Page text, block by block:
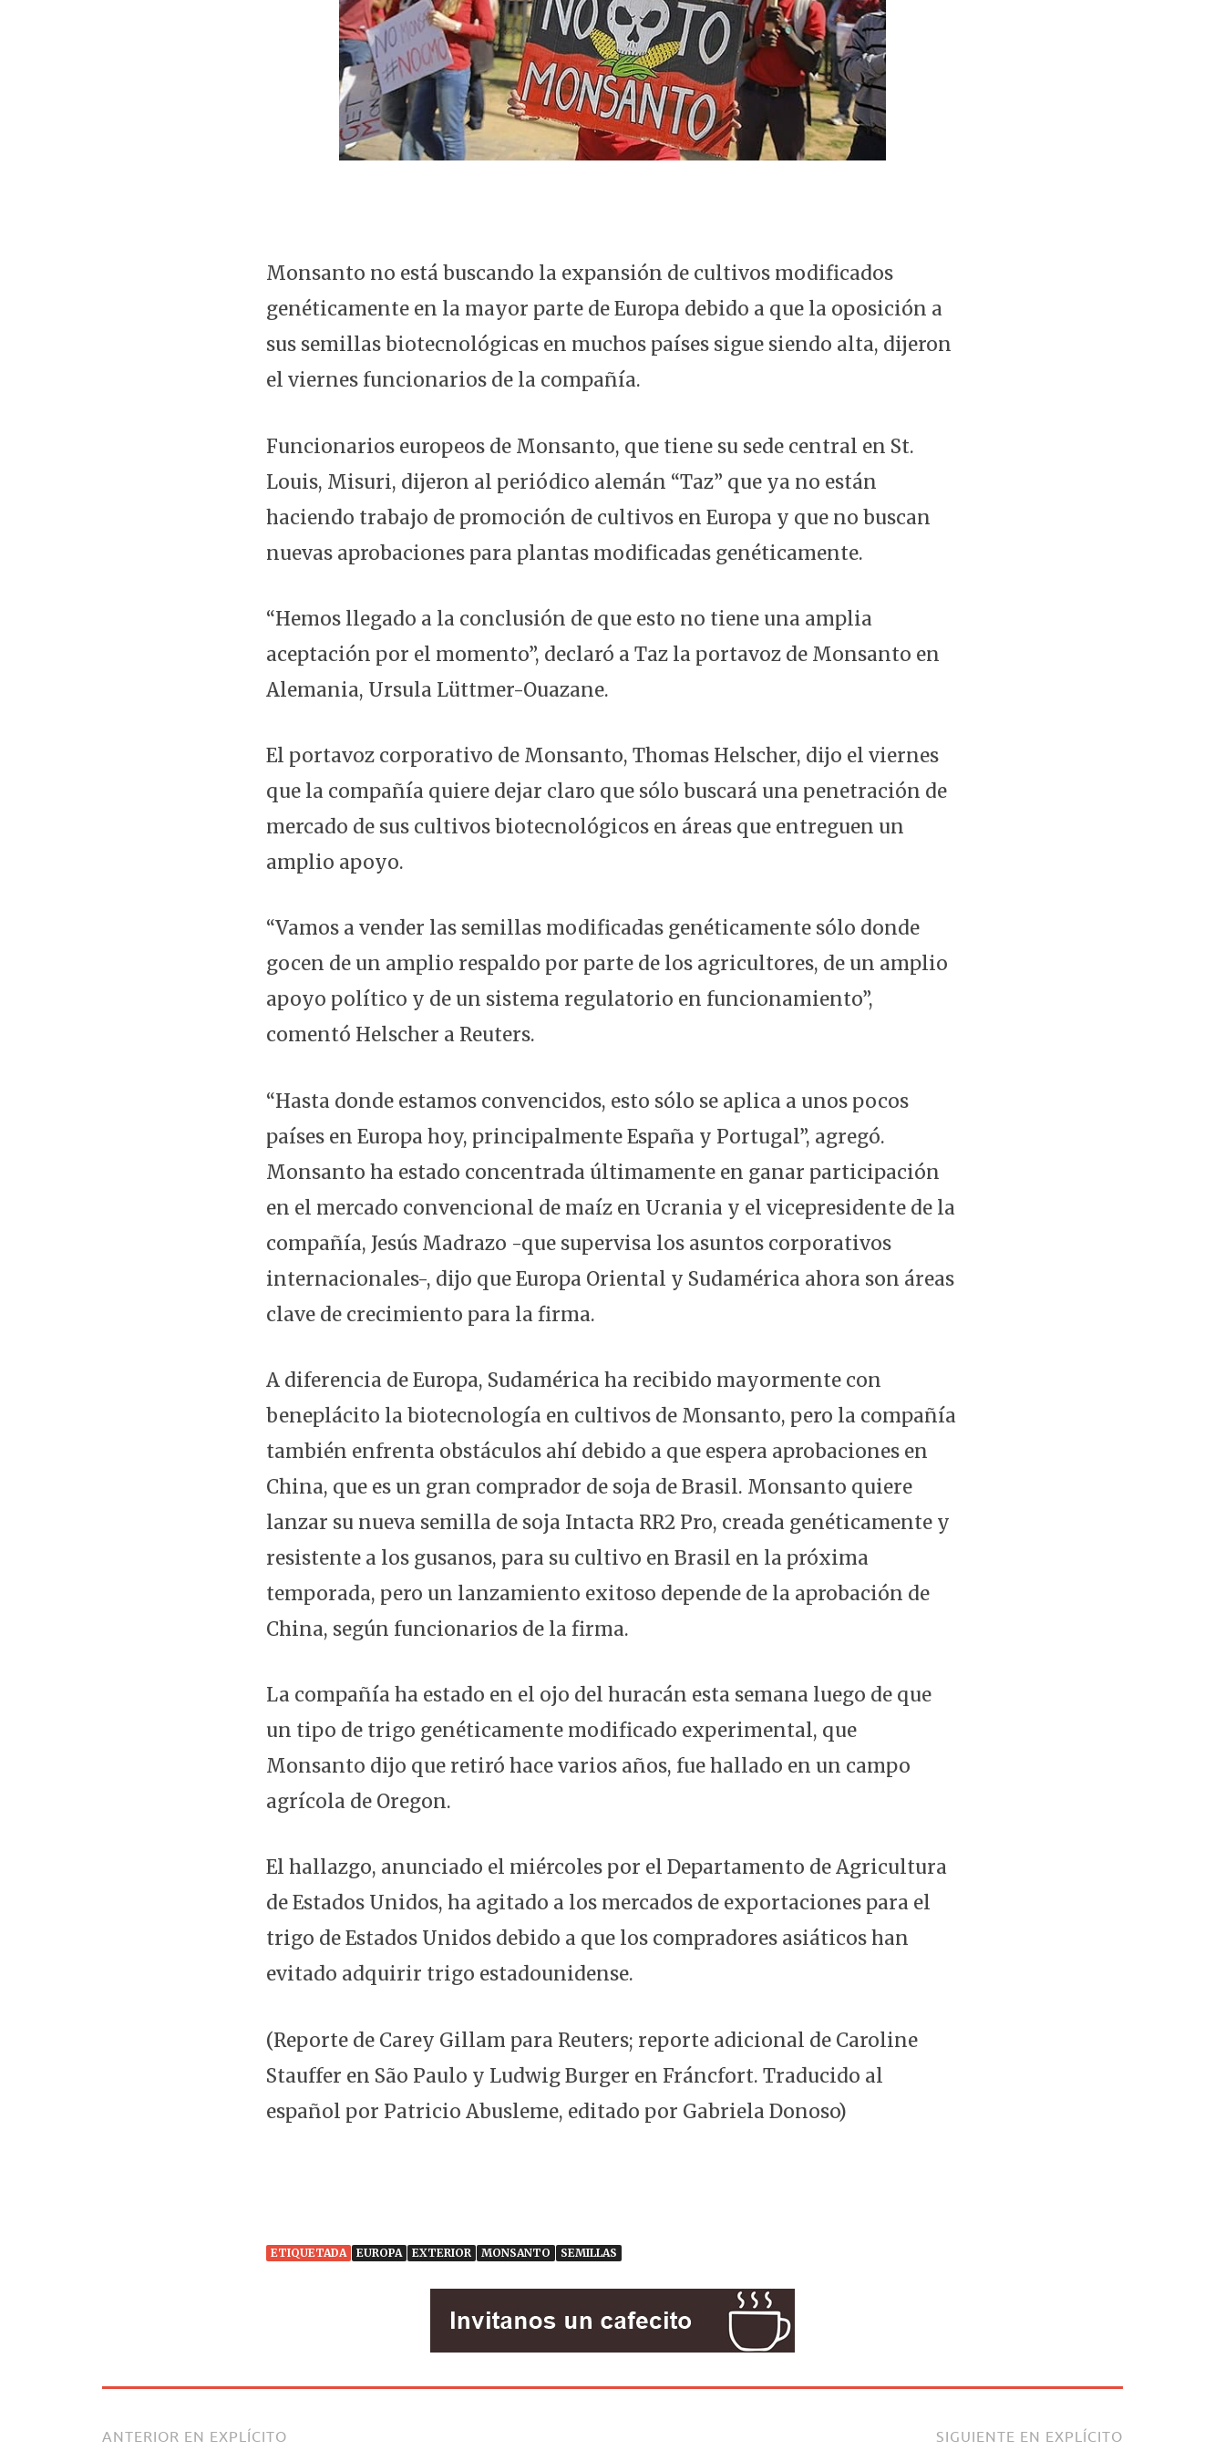
Monsanto no está buscando la expansión de cultivos modificados
genéticamente en la mayor parte de Europa debido a que la oposición a
sus semillas biotecnológicas en muchos países sigue siendo alta, dijeron
el viernes funcionarios de la compañía.
Funcionarios europeos de Monsanto, que tiene su sede central en St.
Louis, Misuri, dijeron al periódico alemán “Taz” que ya no están
haciendo trabajo de promoción de cultivos en Europa y que no buscan
nuevas aprobaciones para plantas modificadas genéticamente.
“Hemos llegado a la conclusión de que esto no tiene una amplia
aceptación por el momento”, declaró a Taz la portavoz de Monsanto en
Alemania, Ursula Lüttmer-Ouazane.
El portavoz corporativo de Monsanto, Thomas Helscher, dijo el viernes
que la compañía quiere dejar claro que sólo buscará una penetración de
mercado de sus cultivos biotecnológicos en áreas que entreguen un
amplio apoyo.
“Vamos a vender las semillas modificadas genéticamente sólo donde
gocen de un amplio respaldo por parte de los agricultores, de un amplio
apoyo político y de un sistema regulatorio en funcionamiento”,
comentó Helscher a Reuters.
“Hasta donde estamos convencidos, esto sólo se aplica a unos pocos
países en Europa hoy, principalmente España y Portugal”, agregó.
Monsanto ha estado concentrada últimamente en ganar participación
en el mercado convencional de maíz en Ucrania y el vicepresidente de la
compañía, Jesús Madrazo -que supervisa los asuntos corporativos
internacionales-, dijo que Europa Oriental y Sudamérica ahora son áreas
clave de crecimiento para la firma.
A diferencia de Europa, Sudamérica ha recibido mayormente con
beneplácito la biotecnología en cultivos de Monsanto, pero la compañía
también enfrenta obstáculos ahí debido a que espera aprobaciones en
China, que es un gran comprador de soja de Brasil. Monsanto quiere
lanzar su nueva semilla de soja Intacta RR2 Pro, creada genéticamente y
resistente a los gusanos, para su cultivo en Brasil en la próxima
temporada, pero un lanzamiento exitoso depende de la aprobación de
China, según funcionarios de la firma.
La compañía ha estado en el ojo del huracán esta semana luego de que
un tipo de trigo genéticamente modificado experimental, que
Monsanto dijo que retiró hace varios años, fue hallado en un campo
agrícola de Oregon.
El hallazgo, anunciado el miércoles por el Departamento de Agricultura
de Estados Unidos, ha agitado a los mercados de exportaciones para el
trigo de Estados Unidos debido a que los compradores asiáticos han
evitado adquirir trigo estadounidense.
(Reporte de Carey Gillam para Reuters; reporte adicional de Caroline
Stauffer en São Paulo y Ludwig Burger en Fráncfort. Traducido al
español por Patricio Abusleme, editado por Gabriela Donoso)
ETIQUETADA EUROPA EXTERIOR MONSANTO SEMILLAS
ANTERIOR EN EXPLÍCITO SIGUIENTE EN EXPLÍCITO